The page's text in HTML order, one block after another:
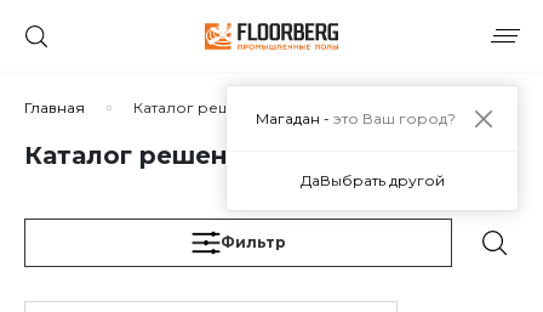
Главная Каталог решений
Каталог решений
Фильтр
Сбросить Применить
Магадан - это Ваш город?
ДаВыбрать другой